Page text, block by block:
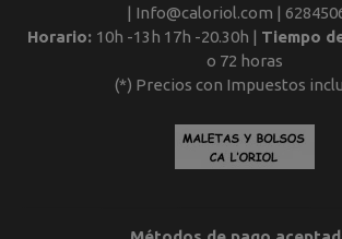
| Info@caloriol.com |
Horario: 10h -13h 17h -20.30h | Tiempo
o 72 horas
(*) Precios con Impuestos